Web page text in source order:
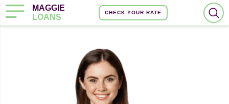
MAGGIE
LOANS
CHECK YOUR RATE